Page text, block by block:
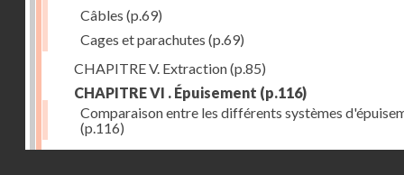
Câbles (p.69)
Cages et parachutes (p.69)
CHAPITRE V. Extraction(p.85)
CHAPITRE VI . Épuisement (p.116)
Comparaison entre les différents systèmes
(p.116)